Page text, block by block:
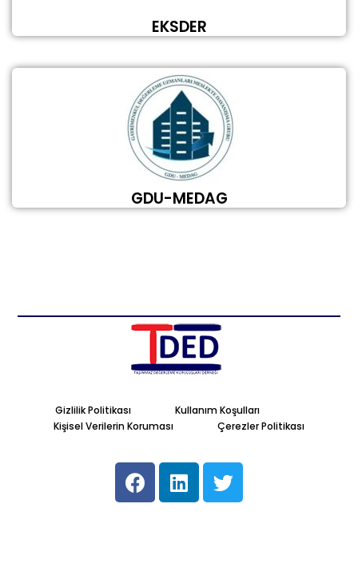
EKSDER
GDU-MEDAG
Gizlilik Politikası
Kullanım Koşulları
Kişisel Verilerin Koruması
Çerezler Politikası